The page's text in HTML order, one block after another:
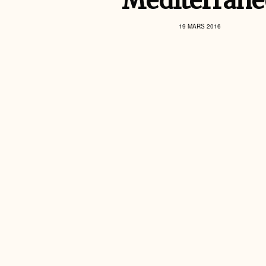
19 MARS 2016